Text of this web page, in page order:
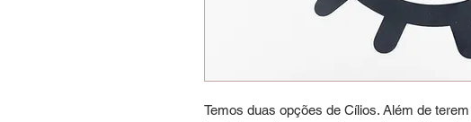
Temos duas opções de Cílios. Além de